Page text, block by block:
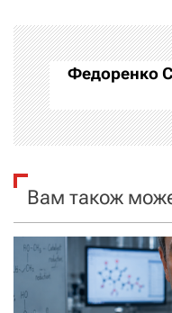
а
ц
і
я
з
а
п
и
Федоренко
Вам також